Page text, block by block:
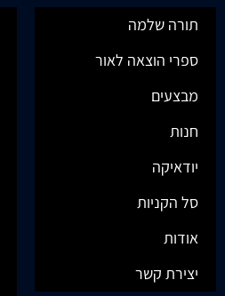
תורה שלמה
ספרי הוצאה לאור
מבצעים
חנות
יודאיקה
סל הקניות
אודות
יצירת קשר